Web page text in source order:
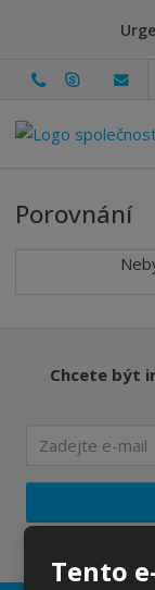
Tento
Porovnání
Chcete být